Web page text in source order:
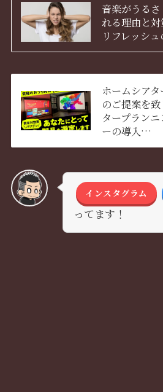
音楽がうる
れる理由と
リフレッシ
ホームシア
のご提案を
タープラン
ーの導入…
インスタグラム
ってます！